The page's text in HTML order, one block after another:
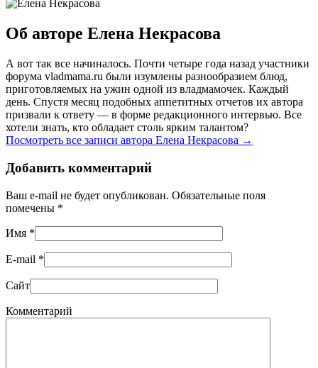
Об авторе Елена Некрасова
А вот так все начиналось. Почти четыре года назад участники
форума vladmama.ru были изумлены разнообразием блюд,
приготовляемых на ужин одной из владмамочек. Каждый
день. Спустя месяц подобных аппетитных отчетов их автора
призвали к ответу — в форме редакционного интервью. Все
хотели знать, кто обладает столь ярким талантом?
Посмотреть все записи автора Елена Некрасова →
Добавить комментарий
Ваш e-mail не будет опубликован. Обязательные поля
помечены *
Имя *
E-mail *
Сайт
Комментарий